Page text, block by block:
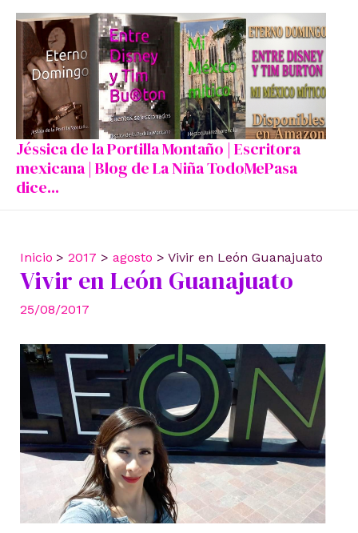
contenido
Jéssica de la Portilla Montaño | Escritora
mexicana | Blog de La Niña TodoMePasa
dice...
Inicio 2017 agosto Vivir en León Guanajuato
Vivir en León Guanajuato
25/08/2017